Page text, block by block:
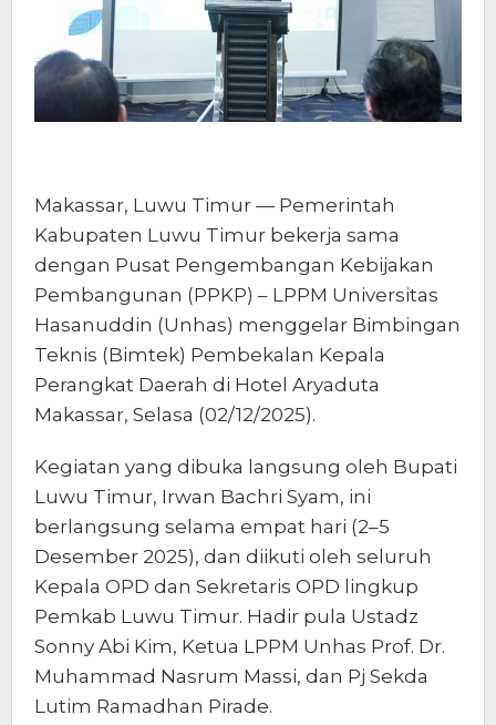
Makassar, Luwu Timur — Pemerintah
Kabupaten Luwu Timur bekerja sama
dengan Pusat Pengembangan Kebijakan
Pembangunan (PPKP) – LPPM Universitas
Hasanuddin (Unhas) menggelar Bimbingan
Teknis (Bimtek) Pembekalan Kepala
Perangkat Daerah di Hotel Aryaduta
Makassar, Selasa (02/12/2025).
Kegiatan yang dibuka langsung oleh Bupati
Luwu Timur, Irwan Bachri Syam, ini
berlangsung selama empat hari (2–5
Desember 2025), dan diikuti oleh seluruh
Kepala OPD dan Sekretaris OPD lingkup
Pemkab Luwu Timur. Hadir pula Ustadz
Sonny Abi Kim, Ketua LPPM Unhas Prof. Dr.
Muhammad Nasrum Massi, dan Pj Sekda
Lutim Ramadhan Pirade.